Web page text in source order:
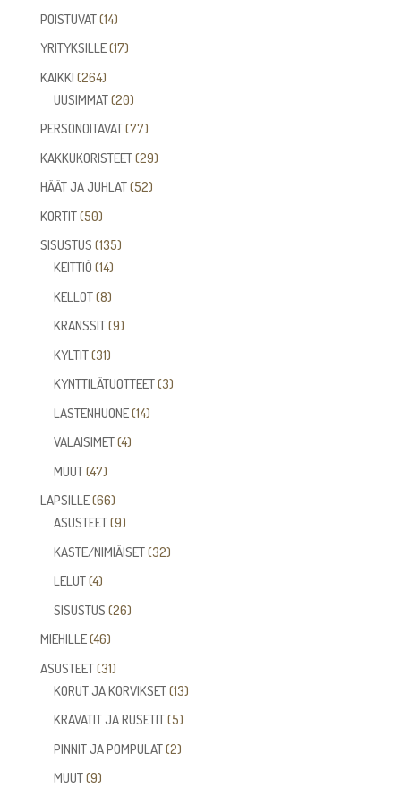
tuotetta
POISTUVAT 1414
tuotetta
YRITYKSILLE 1717
KAIKKI 264264
tuotetta
UUSIMMAT 2020
tuotetta
PERSONOITAVAT 7777
tuotetta
KAKKUKORISTEET 2929
HÄÄT JA JUHLAT 5252
KORTIT 5050
tuotetta
SISUSTUS 135135
KEITTIÖ 1414
tuotetta
KELLOT 88
tuotetta
KRANSSIT 99
KYLTIT 3131
tuotetta
KYNTTILÄTUOTTEET 33
LASTENHUONE 1414
VALAISIMET 44
MUUT 4747
tuotetta
LAPSILLE 6666
tuotetta
ASUSTEET 99
tuotetta
KASTE/NIMIÄISET 3232
LELUT 44
tuotetta
SISUSTUS 2626
MIEHILLE 4646
tuotetta
ASUSTEET 3131
tuotetta
KORUT JA KORVIKSET 1313
KRAVATIT JA RUSETIT 55
tuotetta
PINNIT JA POMPULAT 22
MUUT 99